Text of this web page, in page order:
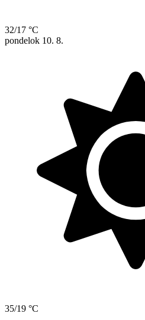
32/17 °C
pondelok 10. 8.
35/19 °C